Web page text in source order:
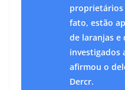
proprietários
fato, estão
de laranjas e
investigados
afirmou o
Dercr.